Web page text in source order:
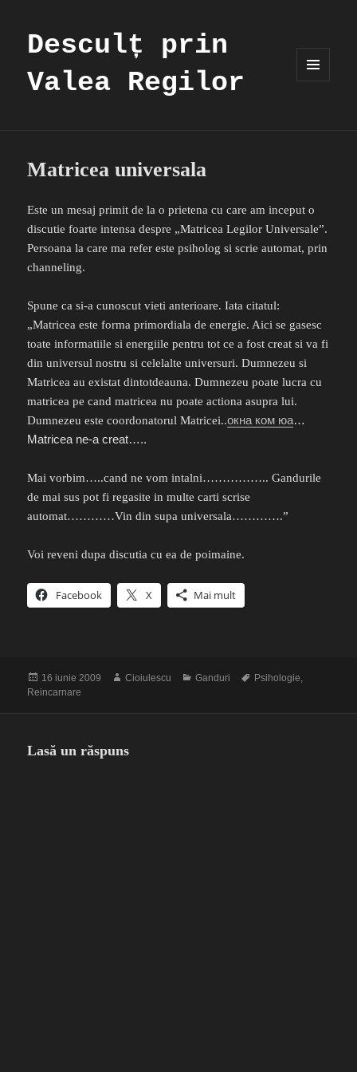
Desculț prin
Valea Regilor
Matricea universala
Este un mesaj primit de la o prietena cu care am inceput o
discutie foarte intensa despre „Matricea Legilor Universale”.
Persoana la care ma refer este psiholog si scrie automat, prin
channeling.
Spune ca si-a cunoscut vieti anterioare. Iata citatul:
„Matricea este forma primordiala de energie. Aici se gasesc
toate informatiile si energiile pentru tot ce a fost creat si va fi
din universul nostru si celelalte universuri. Dumnezeu si
Matricea au existat dintotdeauna. Dumnezeu poate lucra cu
matricea pe cand matricea nu poate actiona asupra lui.
Dumnezeu este coordonatorul Matricei..окна ком юа…
Matricea ne-a creat…..
Mai vorbim…..cand ne vom intalni…………….. Gandurile
de mai sus pot fi regasite in multe carti scrise
automat…………Vin din supa universala………….”
Voi reveni dupa discutia cu ea de poimaine.
Facebook X Mai mult
Publicat
pe
16 iunie 2009 Autor
Cioiulescu Categorii
Ganduri Etichete
Psihologie,
Reincarnare
Lasă un răspuns